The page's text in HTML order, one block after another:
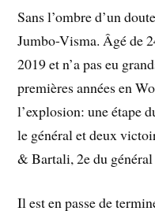
Sans l’ombre d’un
Jumbo-Visma. Âgé de
2019 et n’a pas eu
premières années en
l’explosion: une étape
le général et deux
& Bartali, 2e du général
Il est en passe de